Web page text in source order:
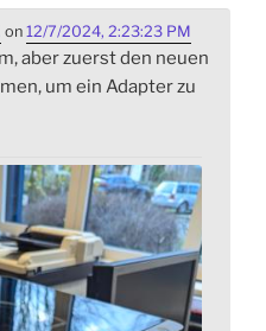
on 12/7/2024, 2:23:23 PM
aber zuerst den neuen
um ein Adapter zu